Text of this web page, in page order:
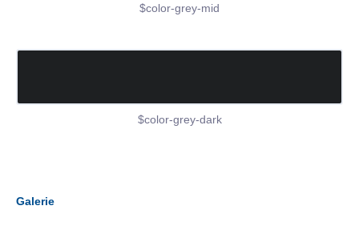
$color-grey-mid
$color-grey-dark
Galerie